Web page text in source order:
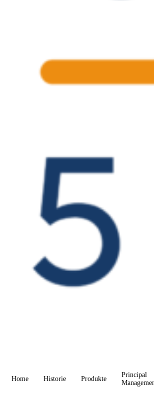
Home Historie Produkte
Principal